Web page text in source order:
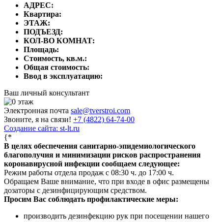
АДРЕС:
Квартира:
ЭТАЖ:
ПОДЪЕЗД:
КОЛ-ВО КОМНАТ:
Площадь:
Стоимость, кв.м.:
Общая стоимость:
Ввод в эксплуатацию:
Ваш личный консультант
Электронная почта sale@tverstroi.com
Звоните, я на связи! +7 (4822) 64-74-00
Создание сайта: st-lt.ru
{*
В целях обеспечения санитарно-эпидемиологического
благополучия и минимизации рисков распространения
коронавирусной инфекции сообщаем следующее:
Режим работы отдела продаж с 08:30 ч. до 17:00 ч.
Обращаем Ваше внимание, что при входе в офис размещены
дозаторы с дезинфицирующим средством.
Просим Вас соблюдать профилактические меры:
производить дезинфекцию рук при посещении нашего